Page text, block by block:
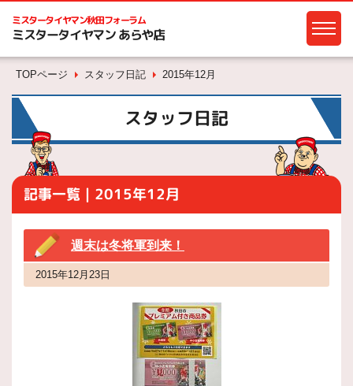
ミスタータイヤマン秋田フォーラム
ミスタータイヤマン あらや店
TOPページ スタッフ日記 2015年12月
スタッフ日記
記事一覧｜2015年12月
週末は冬将軍到来！
2015年12月23日